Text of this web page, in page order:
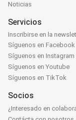
Noticias
Servicios
Inscribirse en la
Síguenos en Facebook
Síguenos en Instagram
Síguenos en Youtube
Síguenos en TikTok
Socios
¿Interesado en